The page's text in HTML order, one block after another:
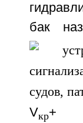
бак
Vкр+